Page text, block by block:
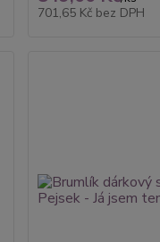
701,65 Kč bez DPH